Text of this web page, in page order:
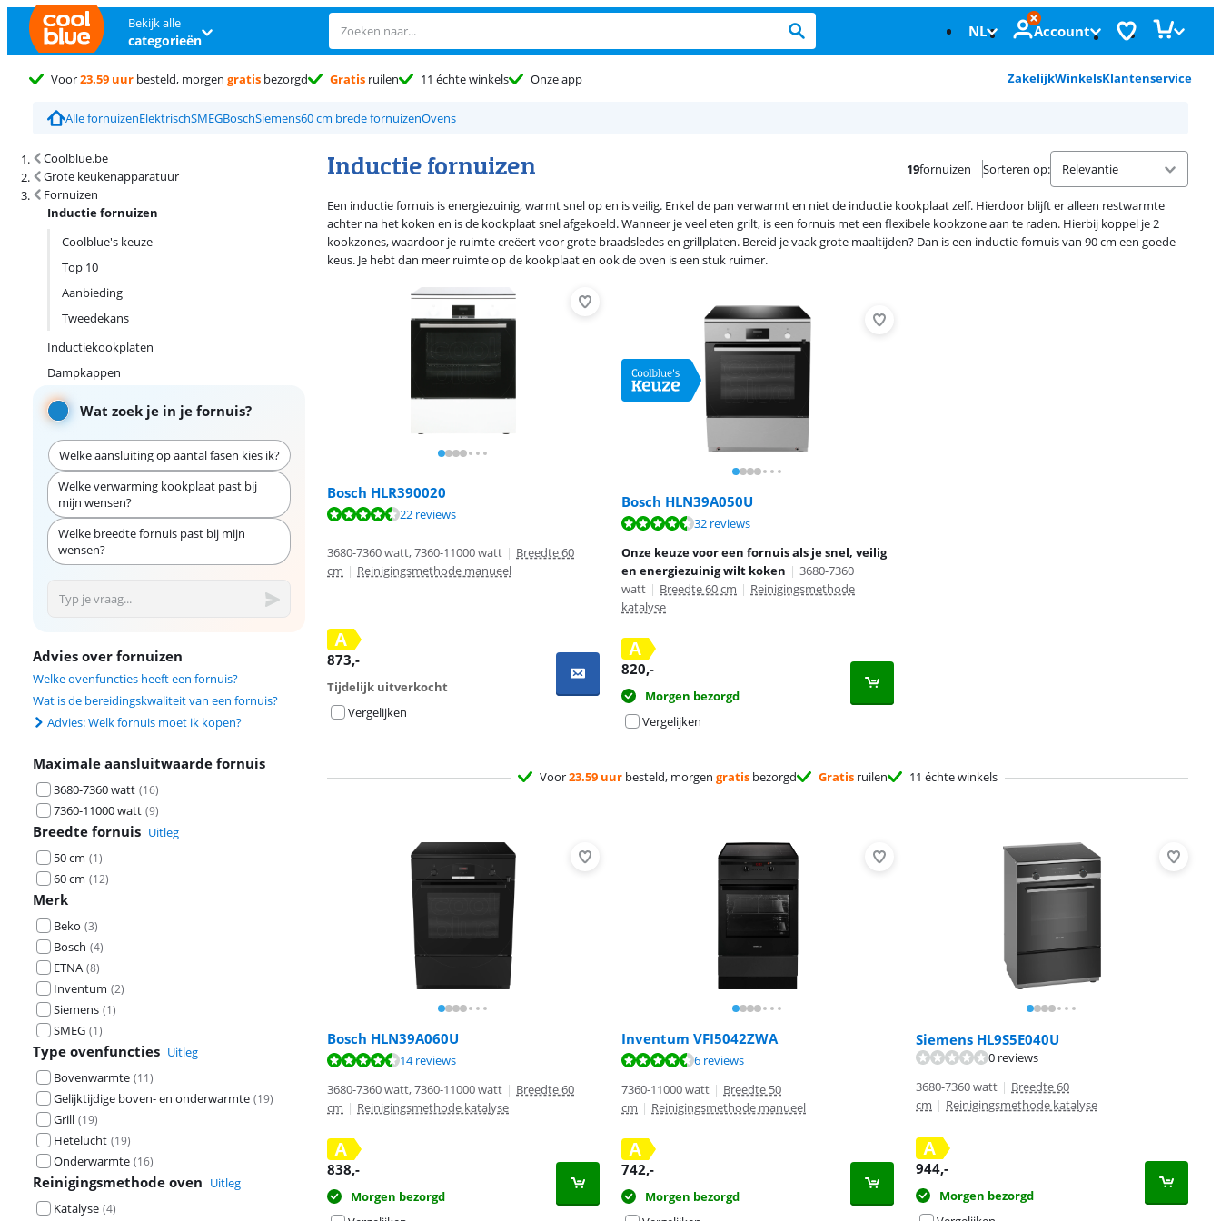
Bekijk alle
categorieën NL Account
Voor23.59 uur besteld, morgen gratis bezorgd Gratis ruilen 11 échte winkels Onze app ZakelijkWinkelsKlantenservice
Alle fornuizenElektrischSMEGBoschSiemens60 cm brede fornuizenOvens
Coolblue.be
Grote keukenapparatuur
Fornuizen
Inductie fornuizen
Coolblue's keuze
Top 10
Aanbieding
Tweedekans
Inductiekookplaten
Dampkappen
Wat zoek je in je fornuis?
Welke aansluiting op aantal fasen kies ik?
Welke verwarming kookplaat past bij
mijn wensen?
Welke breedte fornuis past bij mijn
wensen?
Advies over fornuizen
Welke ovenfuncties heeft een fornuis?
Wat is de bereidingskwaliteit van een fornuis?
Advies: Welk fornuis moet ik kopen?
Maximale aansluitwaarde fornuis
3680-7360 watt (16)
7360-11000 watt (9)
Breedte fornuis Uitleg
50 cm (1)
60 cm (12)
Merk
Beko (3)
Bosch (4)
ETNA (8)
Inventum (2)
Siemens (1)
SMEG (1)
Type ovenfuncties Uitleg
Bovenwarmte (11)
Gelijktijdige boven- en onderwarmte (19)
Grill (19)
Hetelucht (19)
Onderwarmte (16)
Reinigingsmethode oven Uitleg
Katalyse (4)
Inductie fornuizen
Zoekresultaten en sortering
19fornuizen Sorteren op:
Een inductie fornuis is energiezuinig, warmt snel op en is veilig. Enkel de pan verwarmt en niet de inductie kookplaat zelf. Hierdoor blijft er alleen restwarmte
achter na het koken en is de kookplaat snel afgekoeld. Wanneer je veel eten grilt, is een fornuis met een flexibele kookzone aan te raden. Hierbij koppel je 2
kookzones, waardoor je ruimte creëert voor grote braadsledes en grillplaten. Bereid je vaak grote maaltijden? Dan is een inductie fornuis van 90 cm een goede
keus. Je hebt dan meer ruimte op de kookplaat en ook de oven is een stuk ruimer.
Bosch HLR390020
Beoordeling is 8,9 van de 10, gebaseerd op 22 reviews.
22 reviews
3680-7360 watt, 7360-11000 watt | Breedte 60
cm | Reinigingsmethode manueel
A
873,-
Tijdelijk uitverkocht
Vergelijken
Bosch HLN39A050U
Beoordeling is 9,2 van de 10, gebaseerd op 32 reviews.
32 reviews
Onze keuze voor een fornuis als je snel, veilig
en energiezuinig wilt koken | 3680-7360
watt | Breedte 60 cm | Reinigingsmethode
katalyse
A
820,-
Morgen bezorgd
Vergelijken
Voor23.59 uur besteld, morgen gratis bezorgd Gratis ruilen 11 échte winkels
Bosch HLN39A060U
Beoordeling is 9,1 van de 10, gebaseerd op 14 reviews.
14 reviews
3680-7360 watt, 7360-11000 watt | Breedte 60
cm | Reinigingsmethode katalyse
A
838,-
Morgen bezorgd
Inventum VFI5042ZWA
Beoordeling is 8,6 van de 10, gebaseerd op 6 reviews.
6 reviews
7360-11000 watt | Breedte 50
cm | Reinigingsmethode manueel
A
742,-
Morgen bezorgd
Siemens HL9S5E040U
0 reviews
3680-7360 watt | Breedte 60
cm | Reinigingsmethode katalyse
A
944,-
Morgen bezorgd